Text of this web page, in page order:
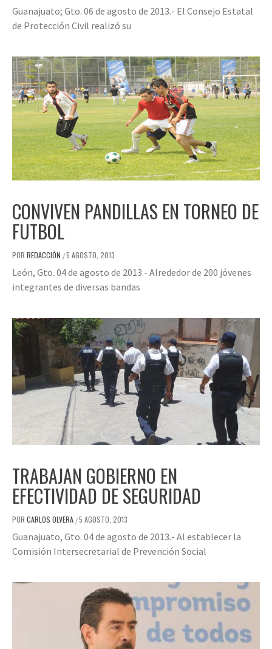
Guanajuato; Gto. 06 de agosto de 2013.- El Consejo Estatal
de Protección Civil realizó su
CONVIVEN PANDILLAS EN TORNEO DE
FUTBOL
POR REDACCIÓN /5 AGOSTO, 2013
León, Gto. 04 de agosto de 2013.- Alrededor de 200 jóvenes
integrantes de diversas bandas
TRABAJAN GOBIERNO EN
EFECTIVIDAD DE SEGURIDAD
POR CARLOS OLVERA /5 AGOSTO, 2013
Guanajuato, Gto. 04 de agosto de 2013.- Al establecer la
Comisión Intersecretarial de Prevención Social